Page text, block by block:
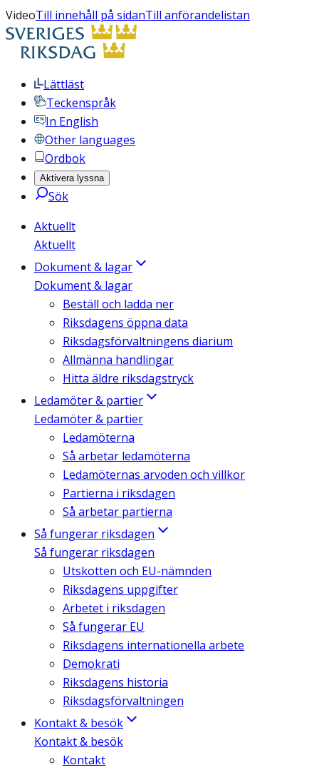
VideoTill innehåll på sidanTill anförandelistan
Lättläst
Teckenspråk
In English
Other languages
Ordbok
Aktivera lyssna
Sök
Aktuellt
Aktuellt
Dokument & lagar
Dokument & lagar
Beställ och ladda ner
Riksdagens öppna data
Riksdagsförvaltningens diarium
Allmänna handlingar
Hitta äldre riksdagstryck
Ledamöter & partier
Ledamöter & partier
Ledamöterna
Så arbetar ledamöterna
Ledamöternas arvoden och villkor
Partierna i riksdagen
Så arbetar partierna
Så fungerar riksdagen
Så fungerar riksdagen
Utskotten och EU-nämnden
Riksdagens uppgifter
Arbetet i riksdagen
Så fungerar EU
Riksdagens internationella arbete
Demokrati
Riksdagens historia
Riksdagsförvaltningen
Kontakt & besök
Kontakt & besök
Kontakt